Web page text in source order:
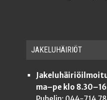
JAKE­LU­HÄI­RIÖT
ma–pe klo